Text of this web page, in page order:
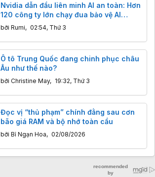
Nvidia dẫn đầu liên minh AI an toàn: Hơn
120 công ty lớn chạy đua bảo vệ AI
nguồn mở
bởi Rumi, 02:54, Thứ 3
Ô tô Trung Quốc đang chinh phục châu
Âu như thế nào?
bởi Christine May, 19:32, Thứ 3
Đọc vị “thủ phạm” chính đằng sau cơn
bão giá RAM và bộ nhớ toàn cầu
bởi Bỉ Ngạn Hoa, 02/08/2026